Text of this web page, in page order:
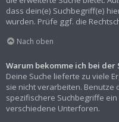
dass dein(e) Suchbegriff(e)
wurden. Prüfe ggf. die
Nach oben
Warum bekomme ich bei der
Deine Suche lieferte zu viele
sie nicht verarbeiten. Benutze
spezifischere Suchbegriffe
verschiedene Unterforen.